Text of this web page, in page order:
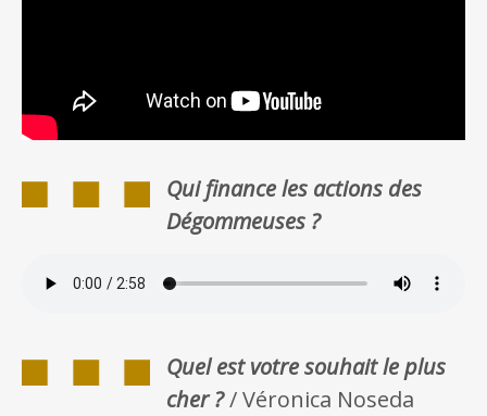
Qui finance les actions des
Dégommeuses ?
Quel est votre souhait le plus
cher ?/ Véronica Noseda